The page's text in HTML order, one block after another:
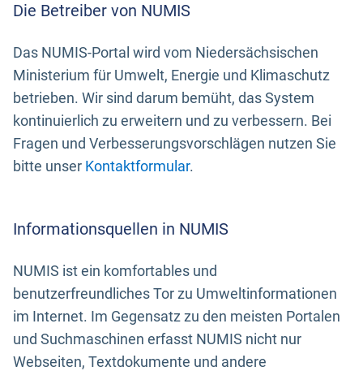
Die Betreiber von NUMIS
Das NUMIS-Portal wird vom Niedersächsischen
Ministerium für Umwelt, Energie und Klimaschutz
betrieben. Wir sind darum bemüht, das System
kontinuierlich zu erweitern und zu verbessern. Bei
Fragen und Verbesserungsvorschlägen nutzen Sie
bitte unser Kontaktformular.
Informationsquellen in NUMIS
NUMIS ist ein komfortables und
benutzerfreundliches Tor zu Umweltinformationen
im Internet. Im Gegensatz zu den meisten Portalen
und Suchmaschinen erfasst NUMIS nicht nur
Webseiten, Textdokumente und andere